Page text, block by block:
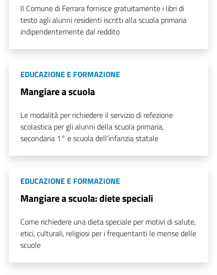
Il Comune di Ferrara fornisce gratuitamente i libri di
testo agli alunni residenti iscritti alla scuola primaria
indipendentemente dal reddito
EDUCAZIONE E FORMAZIONE
Mangiare a scuola
Le modalità per richiedere il servizio di refezione
scolastica per gli alunni della scuola primaria,
secondaria 1° e scuola dell’infanzia statale
EDUCAZIONE E FORMAZIONE
Mangiare a scuola: diete speciali
Come richiedere una dieta speciale per motivi di salute,
etici, culturali, religiosi per i frequentanti le mense delle
scuole